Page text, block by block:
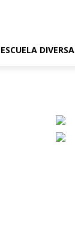
ESCUELA DIVERSA